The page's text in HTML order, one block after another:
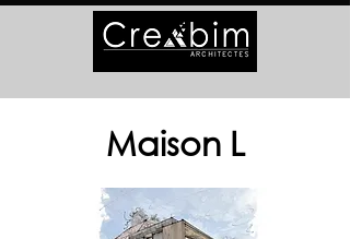
Maison L